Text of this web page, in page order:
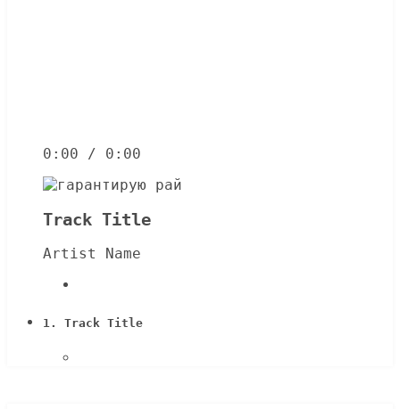
0:00 / 0:00
Track Title
Artist Name
1. Track Title